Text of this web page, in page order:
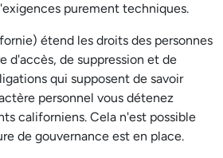
purement techniques.
étend les droits des personnes
d'accès, de suppression et de
qui supposent de savoir
personnel vous détenez
californiens. Cela n'est possible
de gouvernance est en place.